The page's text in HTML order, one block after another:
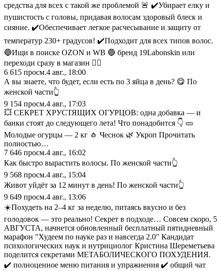
средства для всех с такой же проблемой 🚨 ✔️Убирает елку и
пушистость с головы, придавая волосам здоровый блеск и
сияние. ✔️Обеспечивает легкое расчесывание и защиту от
температур 230+ градусов! ✔️Подходит для всех типов волос.
🔵Ищи в поиске OZON и WB 🔵 бренд 19Labonskin или
переходи сразу в магазин 👇🏽
6 615 просм.4 авг., 18:00
А вы знаете, что будет, если есть по 3 яйца в день? 😋 По
женской части👆
9 154 просм.4 авг., 17:03
💥 СЕКРЕТ ХРУСТЯЩИХ ОГУРЦОВ: одна добавка — и
банки стоят до следующего лета! Что понадобится 👇 🥒
Молодые огурцы — 2 кг 🧄 Чеснок 🌿 Укроп Прочитать
полностью…
7 646 просм.4 авг., 16:02
Как быстро вырастить волосы. По женской части👆
9 568 просм.4 авг., 15:04
Живот уйдёт за 12 минут в день! По женской части👆
9 649 просм.4 авг., 13:06
☀️Похудеть на 2–4 кг за неделю, питаясь вкусно и без
голодовок — это реально! Секрет в подходе… Cовсем скоро, 5
АВГУСТА, начнется обновленный бесплатный пятидневный
марафон "Худеем по науке раз и навсегда 2.0" Кандидат
психологических наук и нутрициолог Кристина Шереметьева
поделится секретами МЕТАБОЛИЧЕСКОГО ПОХУДЕНИЯ.
✔️ полноценное меню питания и упражнения ✔️ общий чат